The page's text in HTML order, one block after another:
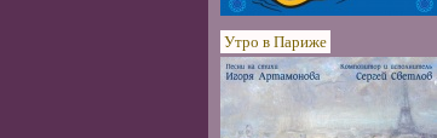
Утро в Париже